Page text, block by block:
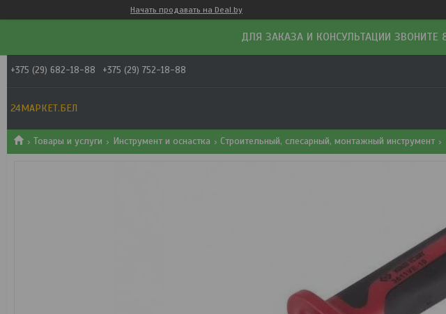
Начать продавать на Deal.by
ДЛЯ ЗАКАЗА И КОНСУЛЬТАЦИИ ЗВОНИТЕ
+375 (29) 682-18-88 +375 (29) 752-18-88
24МАРКЕТ.БЕЛ
Товары и услуги Инструмент и оснастка Строительный, слесарный, монтажный инструмент